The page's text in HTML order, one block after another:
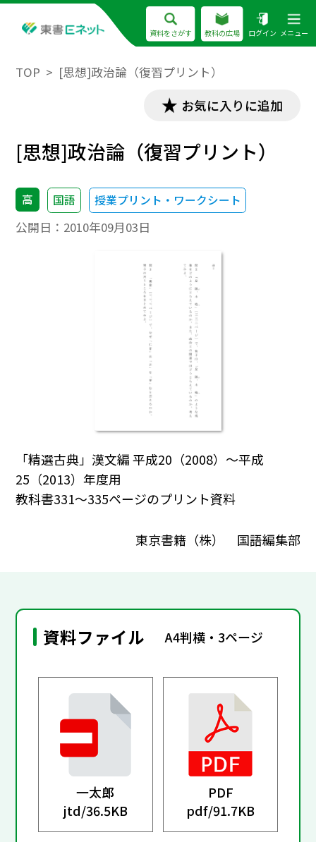
資料をさがす 教科の広場 ログイン メニュー
TOP [思想]政治論（復習プリント）
お気に入りに追加
[思想]政治論（復習プリント）
高 国語 授業プリント・ワークシート
公開日： 2010年09月03日
「精選古典」漢文編 平成20（2008）～平成
25（2013）年度用
教科書331～335ページのプリント資料
東京書籍（株） 国語編集部
資料ファイル A4判横・3ページ
一太郎
jtd/36.5KB
PDF
pdf/91.7KB